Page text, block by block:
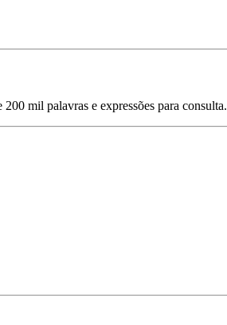
mil palavras e expressões para consulta.